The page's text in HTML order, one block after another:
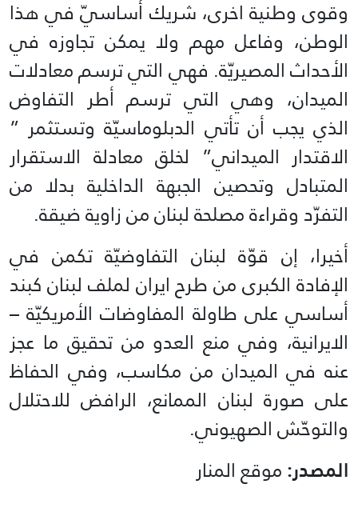
وقوى وطنية اخرى، شريك أساسيّ في هذا
الوطن، وفاعل مهم ولا يمكن تجاوزه في
الأحداث المصيريّة. فهي التي ترسم معادلات
الميدان، وهي التي ترسم أطر التفاوض
الذي يجب أن تأتي الدبلوماسيّة وتستثمر ”
الاقتدار الميداني” لخلق معادلة الاستقرار
المتبادل وتحصين الجبهة الداخلية بدلا من
التفرّد وقراءة مصلحة لبنان من زاوية ضيقة.
أخيرا، إن قوّة لبنان التفاوضيّة تكمن في
الإفادة الكبرى من طرح ايران لملف لبنان كبند
أساسي على طاولة المفاوضات الأمريكيّة –
الايرانية، وفي منع العدو من تحقيق ما عجز
عنه في الميدان من مكاسب، وفي الحفاظ
على صورة لبنان الممانع، الرافض للاحتلال
والتوحّش الصهيوني.
المصدر:موقع المنار